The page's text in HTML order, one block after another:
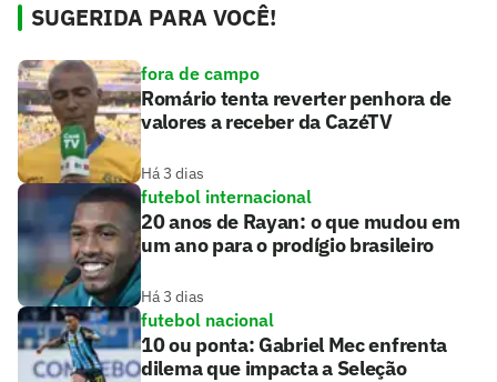
SUGERIDA PARA VOCÊ!
fora de campo
Romário tenta reverter penhora de
valores a receber da CazéTV
Há 3 dias
futebol internacional
20 anos de Rayan: o que mudou em
um ano para o prodígio brasileiro
Há 3 dias
futebol nacional
10 ou ponta: Gabriel Mec enfrenta
dilema que impacta a Seleção